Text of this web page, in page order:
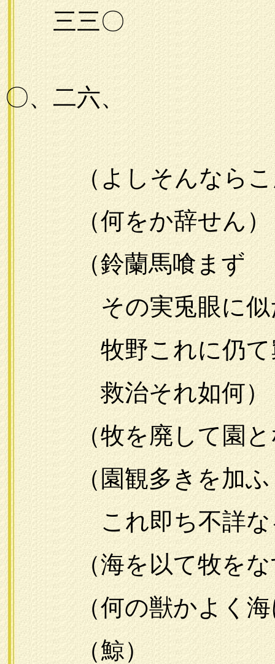
三三〇
一九
〇、二六、
（よしそんならこん
（何をか辞せん）
（鈴蘭馬喰まず
その実兎眼に似
牧野これに仍て
救治それ如何）
（牧を廃して園と
（園観多きを加ふ
これ即ち不詳なる
（海を以て牧をな
（何の獣かよく海
（鯨）